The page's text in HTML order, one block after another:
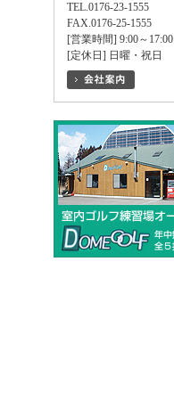
TEL.0176-23-1555
FAX.0176-25-1555
[営業時間] 9:00～17:00
[定休日] 日曜・祝日